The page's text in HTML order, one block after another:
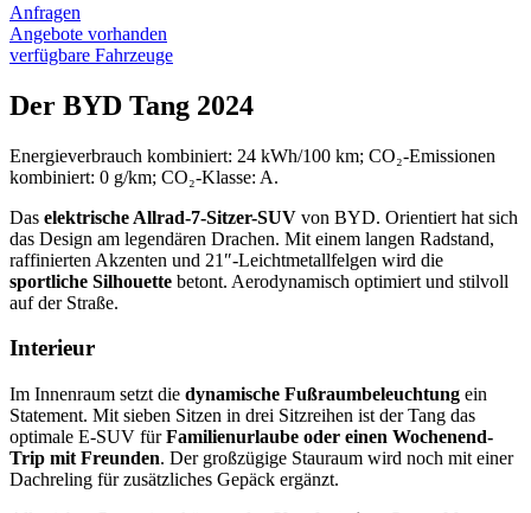
Anfragen
Angebote vorhanden
verfügbare Fahrzeuge
Der BYD Tang 2024
Energieverbrauch kombiniert: 24 kWh/100 km; CO₂-Emissionen
kombiniert: 0 g/km; CO₂-Klasse: A.
Das elektrische Allrad-7-Sitzer-SUV von BYD. Orientiert hat sich
das Design am legendären Drachen. Mit einem langen Radstand,
raffinierten Akzenten und 21″-Leichtmetallfelgen wird die
sportliche Silhouette betont. Aerodynamisch optimiert und stilvoll
auf der Straße.
Interieur
Im Innenraum setzt die dynamische Fußraumbeleuchtung ein
Statement. Mit sieben Sitzen in drei Sitzreihen ist der Tang das
optimale E-SUV fürFamilienurlaube oder einen Wochenend-
Trip mit Freunden. Der großzügige Stauraum wird noch mit einer
Dachreling für zusätzliches Gepäck ergänzt.